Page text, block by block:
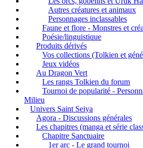
Autres créatures et animaux
Personnages inclassables
Faune et flore - Monstres et
Poésie/linguistique
Produits dérivés
Vos collections (Tolkien et
Jeux vidéos
Au Dragon Vert
Les rangs Tolkien du forum
Tournoi de popularité -
Milieu
Univers Saint Seiya
Agora - Discussions générales
Les chapitres (manga et série
Chapitre Sanctuaire
1er arc - Le grand tournoi